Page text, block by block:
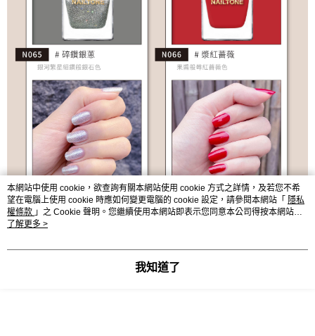
本網站中使用 cookie，欲查詢有關本網站使用 cookie 方式之詳情，及若您不希
望在電腦上使用 cookie 時應如何變更電腦的 cookie 設定，請參閱本網站「 隱私
權條款 」之 Cookie 聲明。您繼續使用本網站即表示您同意本公司得按本網站使
用條款之 Cookie 聲明使用 cookie。
了解更多 >
我知道了